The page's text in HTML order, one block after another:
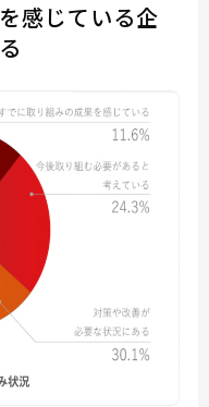
感じている企